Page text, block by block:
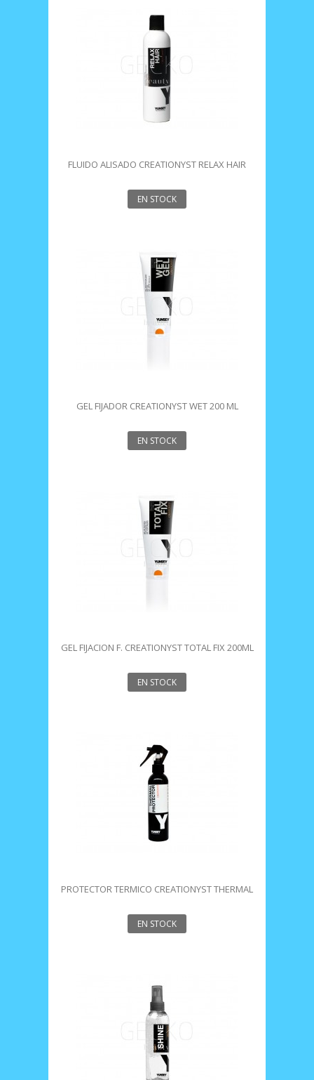
FLUIDO ALISADO CREATIONYST RELAX HAIR
EN STOCK
GEL FIJADOR CREATIONYST WET 200 ML
EN STOCK
GEL FIJACION F. CREATIONYST TOTAL FIX 200ML
EN STOCK
PROTECTOR TERMICO CREATIONYST THERMAL
EN STOCK